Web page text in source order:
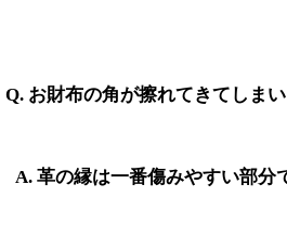
Q. お財布の角が擦れてきてしま
A. 革の縁は一番傷みやすい部分